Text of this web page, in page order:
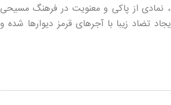
نمادی از پاکی و معنویت در فرهنگ مسیحی
زیبا با آجرهای قرمز دیوارها شده و